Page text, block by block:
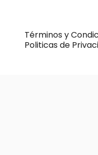
Términos y
Politicas de